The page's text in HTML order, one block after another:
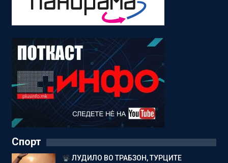
Спорт
ЛУДИЛО ВО ТРАБЗОН, ТУРЦИТЕ